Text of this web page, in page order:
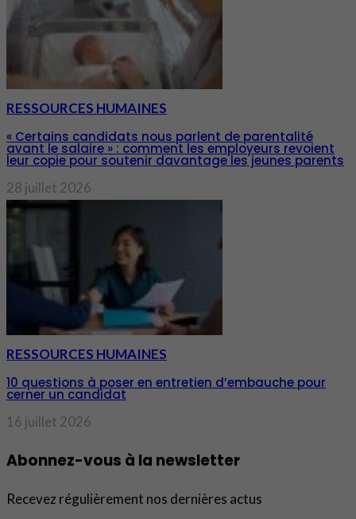
RESSOURCES HUMAINES
« Certains candidats nous parlent de parentalité
avant le salaire » : comment les employeurs revoient
leur copie pour soutenir davantage les jeunes parents
28 juillet 2026
RESSOURCES HUMAINES
10 questions à poser en entretien d’embauche pour
cerner un candidat
16 juillet 2026
Abonnez-vous à la newsletter
Recevez régulièrement nos dernières actus